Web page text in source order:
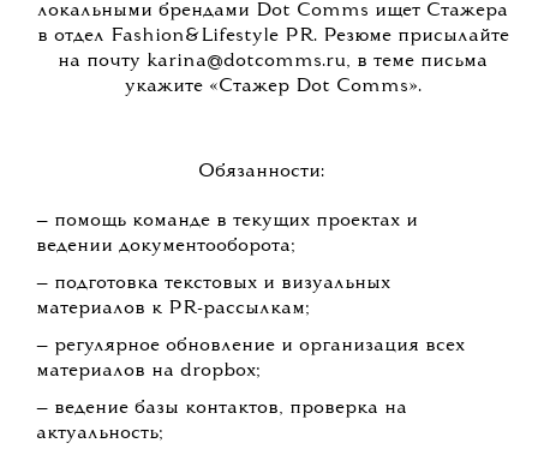
локальными брендами Dot Comms ищет Стажера
в отдел Fashion&Lifestyle PR. Резюме присылайте
на почту karina@dotcomms.ru, в теме письма
укажите «Стажер Dot Comms».
Обязанности:
— помощь команде в текущих проектах и
ведении документооборота;
— подготовка текстовых и визуальных
материалов к PR-рассылкам;
— регулярное обновление и организация всех
материалов на dropbox;
— ведение базы контактов, проверка на
актуальность;